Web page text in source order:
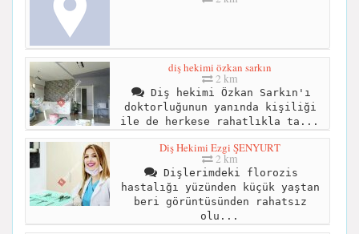
diş hekimi özkan sarkın
2 km
Diş hekimi Özkan Sarkın'ı
doktorluğunun yanında kişiliği
ile de herkese rahatlıkla ta...
Diş Hekimi Ezgi ŞENYURT
2 km
Dişlerimdeki florozis
hastalığı yüzünden küçük yaştan
beri görüntüsünden rahatsız
olu...